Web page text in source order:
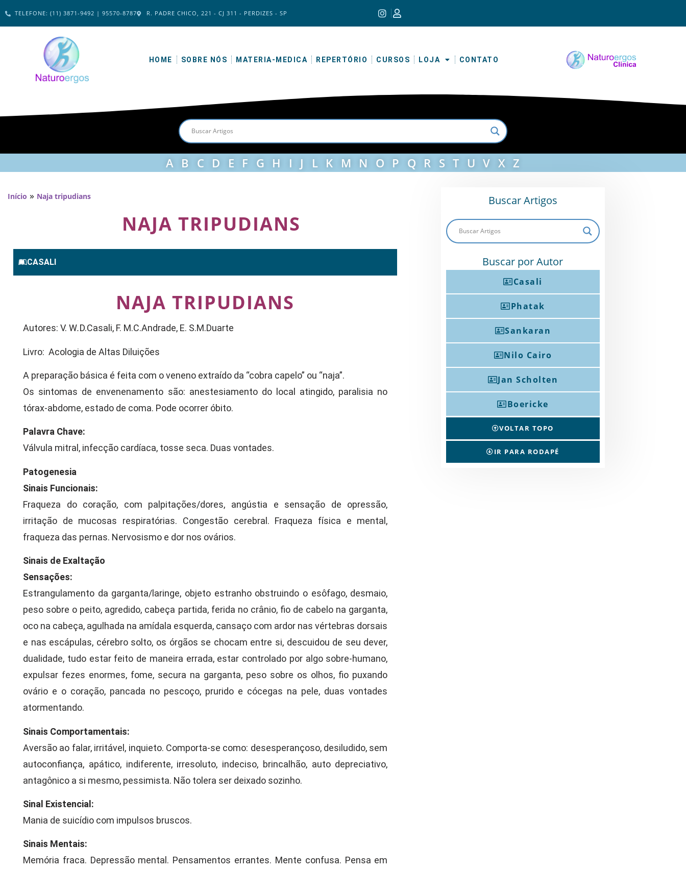
TELEFONE: (11) 3871-9492 | 95570-8787 R. PADRE CHICO, 221 - CJ 311 - PERDIZES - SP
HOME SOBRE NÓS MATERIA-MEDICA REPERTÓRIO CURSOS LOJA CONTATO
A B C D E F G H I J L K M N O P Q R S T U V X Z
Início » Naja tripudians
NAJA TRIPUDIANS
CASALI
NAJA TRIPUDIANS
Autores: V. W.D.Casali, F. M.C.Andrade, E. S.M.Duarte
Livro: Acologia de Altas Diluições
A preparação básica é feita com o veneno extraído da “cobra capelo” ou “naja”.
Os sintomas de envenenamento são: anestesiamento do local atingido, paralisia no
tórax-abdome, estado de coma. Pode ocorrer óbito.
Palavra Chave:
Válvula mitral, infecção cardíaca, tosse seca. Duas vontades.
Patogenesia
Sinais Funcionais:
Fraqueza do coração, com palpitações/dores, angústia e sensação de opressão,
irritação de mucosas respiratórias. Congestão cerebral. Fraqueza física e mental,
fraqueza das pernas. Nervosismo e dor nos ovários.
Sinais de Exaltação
Sensações:
Estrangulamento da garganta/laringe, objeto estranho obstruindo o esôfago, desmaio,
peso sobre o peito, agredido, cabeça partida, ferida no crânio, fio de cabelo na garganta,
oco na cabeça, agulhada na amídala esquerda, cansaço com ardor nas vértebras dorsais
e nas escápulas, cérebro solto, os órgãos se chocam entre si, descuidou de seu dever,
dualidade, tudo estar feito de maneira errada, estar controlado por algo sobre-humano,
expulsar fezes enormes, fome, secura na garganta, peso sobre os olhos, fio puxando
ovário e o coração, pancada no pescoço, prurido e cócegas na pele, duas vontades
atormentando.
Sinais Comportamentais:
Aversão ao falar, irritável, inquieto. Comporta-se como: desesperançoso, desiludido, sem
autoconfiança, apático, indiferente, irresoluto, indeciso, brincalhão, auto depreciativo,
antagônico a si mesmo, pessimista. Não tolera ser deixado sozinho.
Sinal Existencial:
Mania de suicídio com impulsos bruscos.
Sinais Mentais:
Memória fraca. Depressão mental. Pensamentos errantes. Mente confusa. Pensa em
Buscar Artigos
Buscar por Autor
Casali
Phatak
Sankaran
Nilo Cairo
Jan Scholten
Boericke
VOLTAR TOPO
IR PARA RODAPÉ